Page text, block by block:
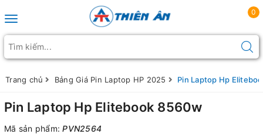
Toggle navigation
0
Trang chủ Bảng Giá Pin Laptop HP 2025 Pin Laptop Hp
Pin Laptop Hp Elitebook 8560w
Mã sản phẩm:PVN2564